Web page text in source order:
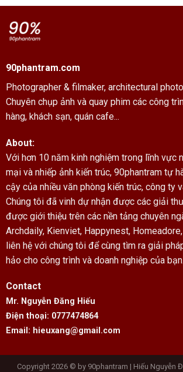
90phantram.com
Photographer & filmaker, architectural
Chuyên chụp ảnh và quay phim các công
hàng, khách sạn, quán cafe...
About:
Với hơn 10 năm kinh nghiệm trong lĩnh vực
mại và nhiếp ảnh kiến trúc, 90phantram tự
cậy của nhiều văn phòng kiến trúc, công ty
Chúng tôi đã vinh dự nhận được các giải
được giới thiệu trên các nền tảng chuyên
Archdaily, Kienviet, Happynest,
liên hệ với chúng tôi để cùng tìm ra giải
hảo cho công trình và doanh nghiệp của bạn.
Contact
Mr. Nguyễn Đăng Hiếu
Điện thoại: 0777474864
Email: hieuxang@gmail.com
Copyright 2026 © by 90phantram | Hiếu Nguyễn